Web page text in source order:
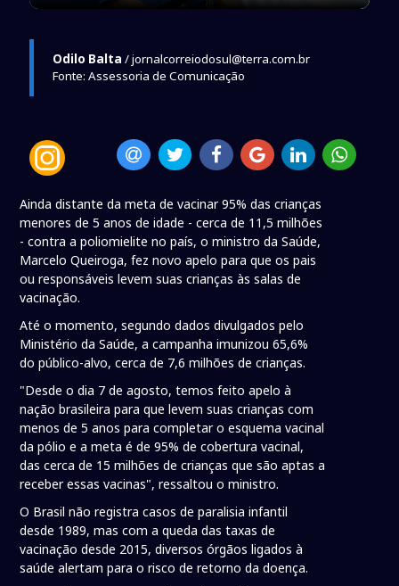
Odilo Balta / jornalcorreiodosul@terra.com.br
Fonte: Assessoria de Comunicação
Ainda distante da meta de vacinar 95% das crianças
menores de 5 anos de idade - cerca de 11,5 milhões
- contra a poliomielite no país, o ministro da Saúde,
Marcelo Queiroga, fez novo apelo para que os pais
ou responsáveis levem suas crianças às salas de
vacinação.
Até o momento, segundo dados divulgados pelo
Ministério da Saúde, a campanha imunizou 65,6%
do público-alvo, cerca de 7,6 milhões de crianças.
"Desde o dia 7 de agosto, temos feito apelo à
nação brasileira para que levem suas crianças com
menos de 5 anos para completar o esquema vacinal
da pólio e a meta é de 95% de cobertura vacinal,
das cerca de 15 milhões de crianças que são aptas a
receber essas vacinas", ressaltou o ministro.
O Brasil não registra casos de paralisia infantil
desde 1989, mas com a queda das taxas de
vacinação desde 2015, diversos órgãos ligados à
saúde alertam para o risco de retorno da doença.